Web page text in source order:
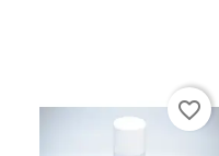
favorite_border